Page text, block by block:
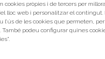
cookies pròpies i de tercers per
lloc web i personalitzar el contingut.
l’ús de les cookies que permeten,
També podeu configurar quines
teves propostes al Portal
i avís legal